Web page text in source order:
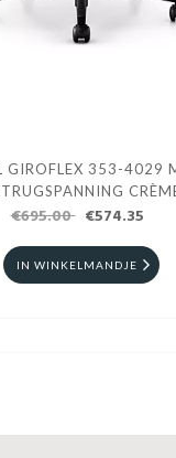
GIROFLEX 353-4029
€695.00 €574.35
IN WINKELMANDJE